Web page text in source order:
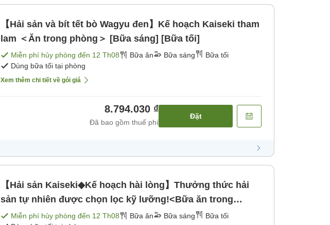
【Hải sản và bít tết bò Wagyu đen】Kế hoạch Kaiseki tham
lam ＜Ăn trong phòng＞ [Bữa sáng] [Bữa tối]
Miễn phí hủy phòng đến 12 Th08 Bữa ăn Bữa sáng
Bữa tối
Dùng bữa tối tại phòng
Xem thêm chi tiết về gói giá
8.794.030 ₫
Đã bao gồm thuế phí
Đặt
【Hải sản Kaiseki◆Kế hoạch hài lòng】Thưởng thức hải
sản tự nhiên được chọn lọc kỹ lưỡng!<Bữa ăn trong
phòng> [Bữa sáng] [Bữa tối]
Miễn phí hủy phòng đến 12 Th08 Bữa ăn Bữa sáng
Bữa tối